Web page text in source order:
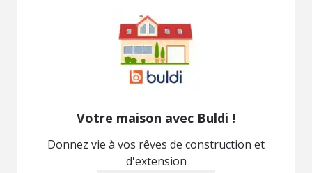
Votre maison avec Buldi !
Donnez vie à vos rêves de construction et
d'extension